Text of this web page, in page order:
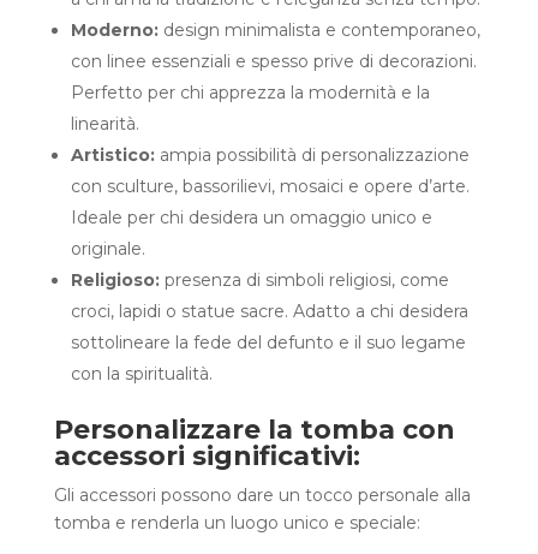
Moderno:design minimalista e contemporaneo,
con linee essenziali e spesso prive di decorazioni.
Perfetto per chi apprezza la modernità e la
linearità.
Artistico:ampia possibilità di personalizzazione
con sculture, bassorilievi, mosaici e opere d’arte.
Ideale per chi desidera un omaggio unico e
originale.
Religioso:presenza di simboli religiosi, come
croci, lapidi o statue sacre. Adatto a chi desidera
sottolineare la fede del defunto e il suo legame
con la spiritualità.
Personalizzare la tomba con
accessori significativi:
Gli accessori possono dare un tocco personale alla
tomba e renderla un luogo unico e speciale: